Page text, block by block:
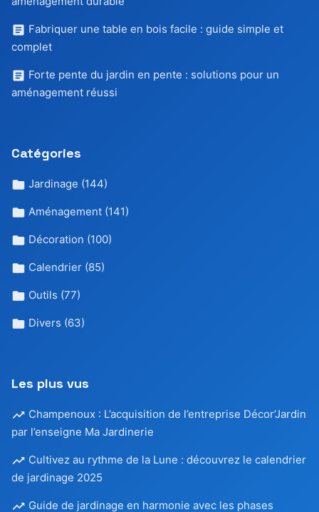
Fabriquer une table en bois facile : guide simple et
complet
Forte pente du jardin en pente : solutions pour un
aménagement réussi
Catégories
Jardinage (144)
Aménagement (141)
Décoration (100)
Calendrier (85)
Outils (77)
Divers (63)
Les plus vus
Champenoux : L’acquisition de l’entreprise Décor’Jardin
par l’enseigne Ma Jardinerie
Cultivez au rythme de la Lune : découvrez le calendrier
de jardinage 2025
Guide de jardinage en harmonie avec les phases